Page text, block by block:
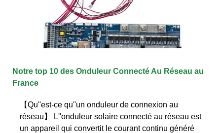
Notre top 10 des Onduleur Connecté Au Réseau au
France
【Qu''est-ce qu''un onduleur de connexion au
réseau】 L''onduleur solaire connecté au réseau est
un appareil qui convertit le courant continu généré